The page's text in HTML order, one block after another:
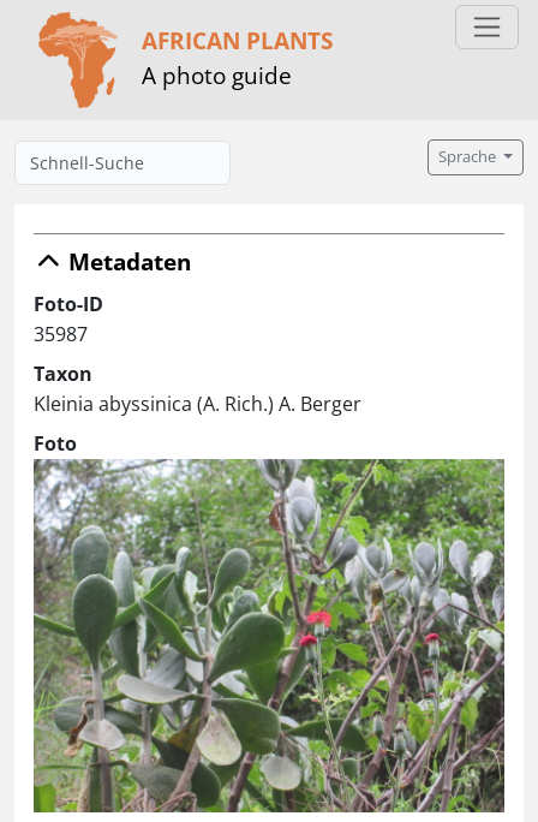
AFRICAN PLANTS
A photo guide
Sprache
Metadaten
Foto-ID
35987
Taxon
Kleinia abyssinica (A. Rich.) A. Berger
Foto